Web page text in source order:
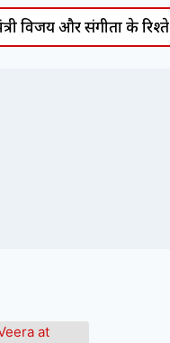
और संगीता के रिश्ते में